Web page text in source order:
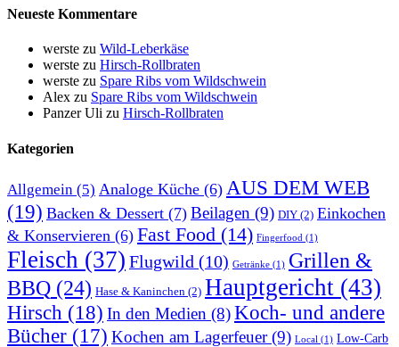
Neueste Kommentare
werste zu Wild-Leberkäse
werste zu Hirsch-Rollbraten
werste zu Spare Ribs vom Wildschwein
Alex zu Spare Ribs vom Wildschwein
Panzer Uli zu Hirsch-Rollbraten
Kategorien
Allgemein (5) Analoge Küche (6) AUS DEM WEB
(19) Backen & Dessert (7) Beilagen (9) DIY (2) Einkochen
& Konservieren (6) Fast Food (14) Fingerfood (1)
Fleisch (37) Flugwild (10) Getränke (1) Grillen &
BBQ (24) Hase & Kaninchen (2) Hauptgericht (43)
Hirsch (18) In den Medien (8)Koch- und andere
Bücher (17) Kochen am Lagerfeuer(9) Local (1) Low-Carb